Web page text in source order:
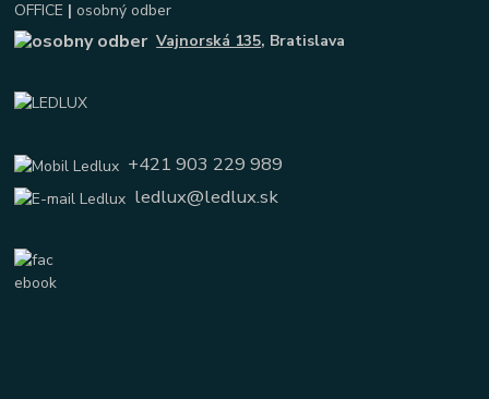
OFFICE | osobný odber
Vajnorská 135, Bratislava
+421 903 229 989
ledlux@ledlux.sk